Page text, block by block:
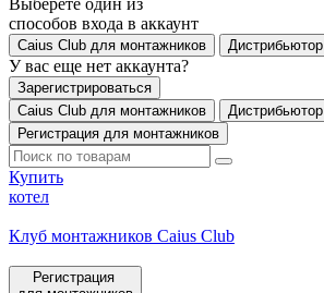
Выберете один из
способов входа в аккаунт
Caius Club для монтажников Дистрибьютор
У вас еще нет аккаунта?
Зарегистрироваться
Caius Club для монтажников
Дистрибьютор
Регистрация для монтажников
Купить
котел
Клуб монтажников Caius Club
Регистрация